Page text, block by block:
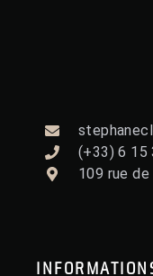
(+33) 6 15
109 rue de